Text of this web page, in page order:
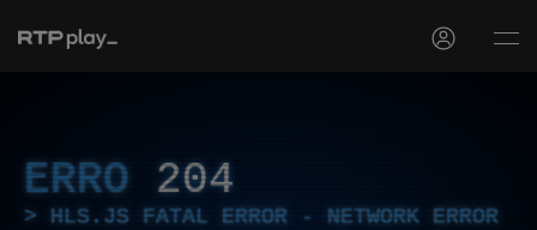
ERRO 204
HLS.JS FATAL ERROR - NETWORK ERROR